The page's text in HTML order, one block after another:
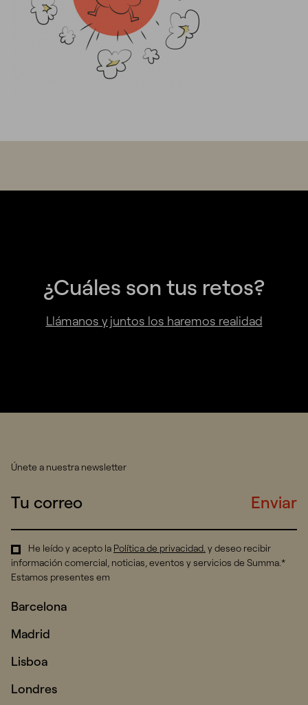
¿Cuáles son tus retos?
Llámanos y juntos los haremos realidad
Únete a nuestra newsletter
Enviar
He leído y acepto la Política de privacidad. y deseo recibir
información comercial, noticias, eventos y servicios de Summa.*
Estamos presentes em
Barcelona
Madrid
Lisboa
Londres